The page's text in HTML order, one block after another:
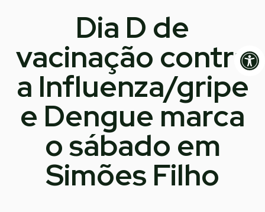
Dia D de
vacinação contra
a Influenza/gripe
e Dengue marca
o sábado em
Simões Filho